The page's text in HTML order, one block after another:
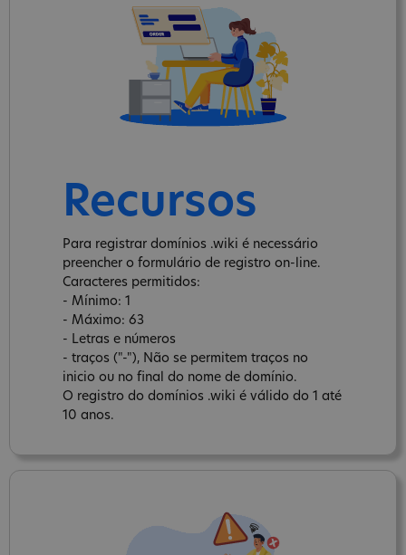
Recursos
Para registrar domínios .wiki é necessário
preencher o formulário de registro on-line.
Caracteres permitidos:
- Mínimo: 1
- Máximo: 63
- Letras e números
- traços ("-"), Não se permitem traços no
inicio ou no final do nome de domínio.
O registro do domínios .wiki é válido do 1 até
10 anos.